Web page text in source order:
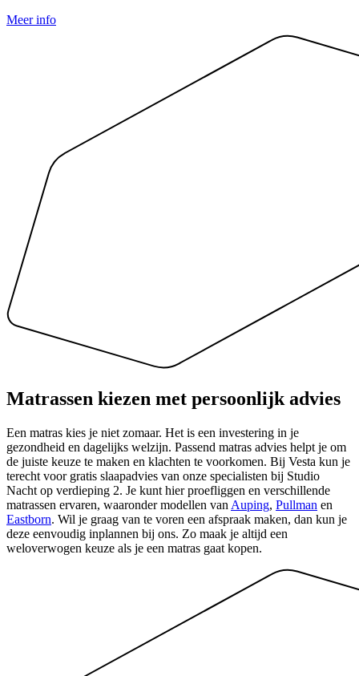
Meer info
Matrassen kiezen met persoonlijk advies
Een matras kies je niet zomaar. Het is een investering in je
gezondheid en dagelijks welzijn. Passend matras advies helpt je om
de juiste keuze te maken en klachten te voorkomen. Bij Vesta kun je
terecht voor gratis slaapadvies van onze specialisten bij Studio
Nacht op verdieping 2. Je kunt hier proefliggen en verschillende
matrassen ervaren, waaronder modellen van Auping, Pullman en
Eastborn. Wil je graag van te voren een afspraak maken, dan kun je
deze eenvoudig inplannen bij ons. Zo maak je altijd een
weloverwogen keuze als je een matras gaat kopen.